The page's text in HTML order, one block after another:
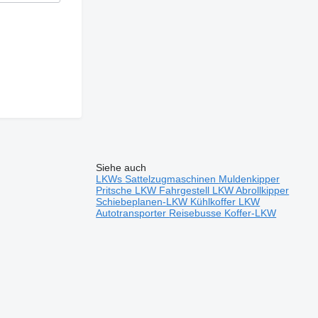
Siehe auch
LKWsSattelzugmaschinen Muldenkipper
Pritsche LKW Fahrgestell LKWAbrollkipper
Schiebeplanen-LKW Kühlkoffer LKW
Autotransporter Reisebusse Koffer-LKW